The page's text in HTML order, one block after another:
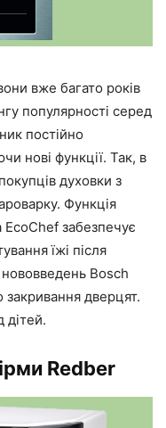
вже багато років
популярності серед
постійно
нові функції. Так, в
духовки з
Функція
забезпечує
їжі після
Bosch
закривання дверцят.
дітей.
Redber